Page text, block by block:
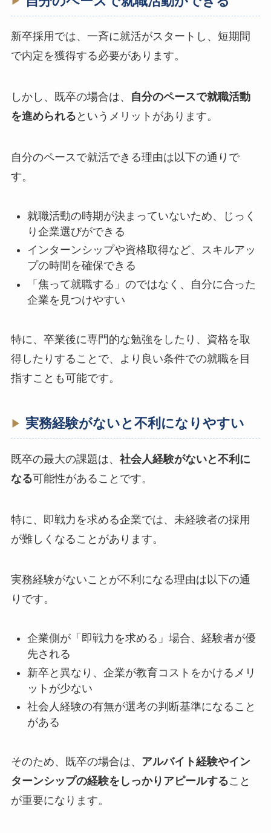
新卒採用では、一斉に就活がスタートし、短期間
で内定を獲得する必要があります。
しかし、既卒の場合は、
自分のペースで就職活動
を進められる というメリットがあります。
自分のペースで就活できる理由は以下の通りで
す。
就職活動の時期が決まっていないため、じっく
り企業選びができる
インターンシップや資格取得など、スキルアッ
プの時間を確保できる
「焦って就職する」のではなく、自分に合った
企業を見つけやすい
特に、卒業後に専門的な勉強をしたり、資格を取
得したりすることで、より良い条件での就職を目
指すことも可能です。
実務経験がないと不利になりやすい
既卒の最大の課題は、 社会人経験がないと不利に
なる可能性があることです。
特に、即戦力を求める企業では、未経験者の採用
が難しくなることがあります。
実務経験がないことが不利になる理由は以下の通
りです。
企業側が「即戦力を求める」場合、経験者が優
先される
新卒と異なり、企業が教育コストをかけるメリ
ットが少ない
社会人経験の有無が選考の判断基準になること
がある
そのため、既卒の場合は、 アルバイト経験やイン
ターンシップの経験をしっかりアピールすること
が重要になります。